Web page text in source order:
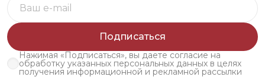
Подписаться
Нажимая «Подписаться», вы даете согласие на
обработку указанных персональных данных в целях
получения информационной и рекламной рассылки